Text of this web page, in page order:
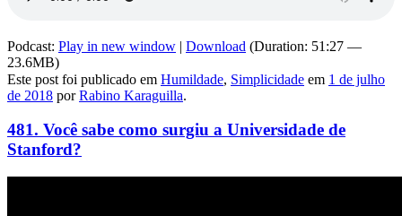
Podcast: Play in new window | Download (Duration: 51:27 —
23.6MB)
Este post foi publicado em Humildade, Simplicidade em 1 de julho
de 2018 porRabino Karaguilla.
481. Você sabe como surgiu a Universidade de
Stanford?